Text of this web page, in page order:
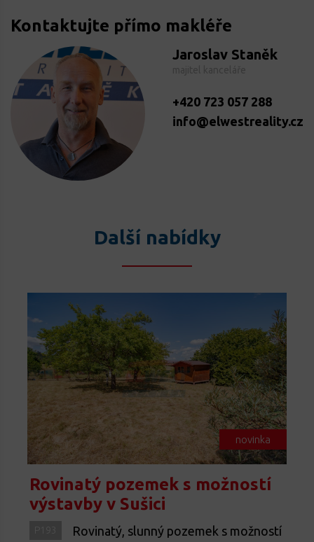
Kontaktujte přímo makléře
Jaroslav Staněk
+420 723 057 288
info@elwestreality.cz
Další nabídky
novinka
Rovinatý pozemek s možností
výstavby v Sušici
Rovinatý, slunný pozemek s možností